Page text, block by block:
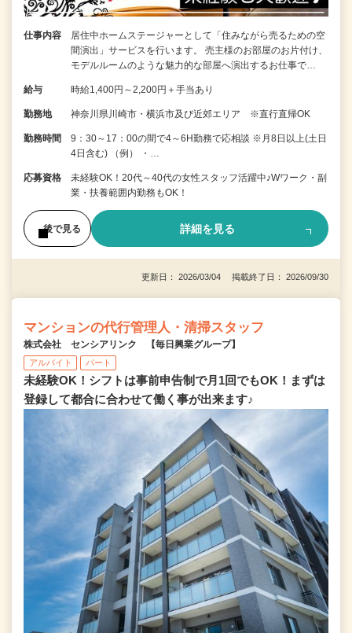
仕事内容
居住中ホームステージャーとして「住みながら売るための空
間演出」サービスを行います。 売主様のお部屋のお片付け、
モデルルームのような魅力的な部屋へ演出するお仕事で…
給与 時給1,400円～2,200円＋手当あり
勤務地 神奈川県川崎市・横浜市及び近郊エリア ※直行直帰OK
勤務時間
9：30～17：00の間で4～6H勤務で応相談 ※月8日以上(土日
4日含む) （例） ・…
応募資格
未経験OK！20代～40代の女性スタッフ活躍中♪Wワーク・副
業・扶養範囲内勤務もOK！
後で見る 詳細を見る
更新日： 2026/03/04 掲載終了日： 2026/09/30
マンションの代行管理人・清掃スタッフ
株式会社 センシアリンク 【毎日興業グループ】
アルバイト パート
未経験OK！シフトは事前申告制で月1回でもOK！まずは
登録して都合に合わせて働く事が出来ます♪